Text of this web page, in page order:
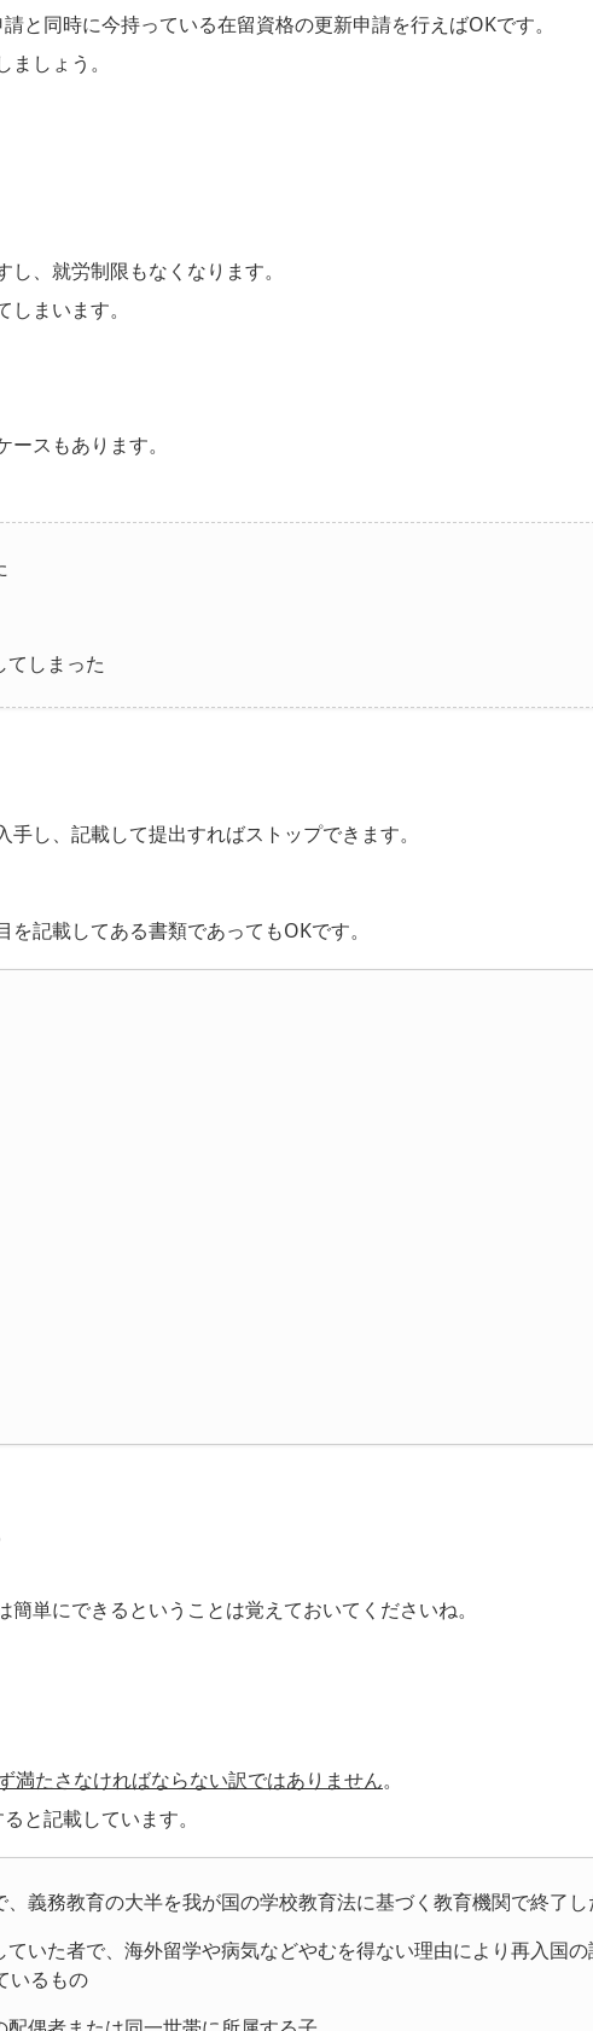
と同時に今持っている在留資格の更新申請を行えばOKです。
しょう。
、就労制限もなくなります。
まいます。
ースもあります。
てしまった
し、記載して提出すればストップできます。
記載してある書類であってもOKです。
単にできるということは覚えておいてくださいね。
満たさなければならない訳ではありません。
と記載しています。
義務教育の大半を我が国の学校教育法に基づく教育機関で終了
いた者で、海外留学や病気などやむを得ない理由により再入国
いるもの